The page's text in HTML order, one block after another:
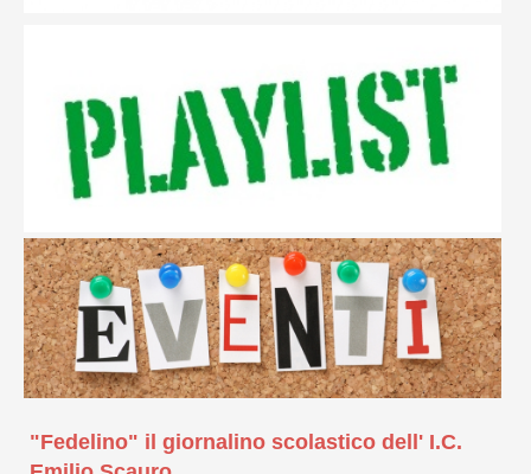
"Fedelino" il giornalino scolastico dell' I.C.